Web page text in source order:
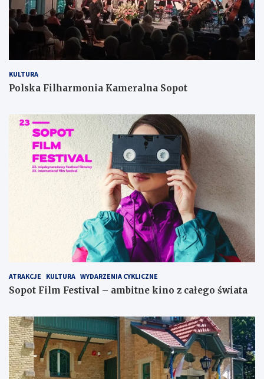
KULTURA
Polska Filharmonia Kameralna Sopot
ATRAKCJE KULTURA WYDARZENIA CYKLICZNE
Sopot Film Festival – ambitne kino z całego świata